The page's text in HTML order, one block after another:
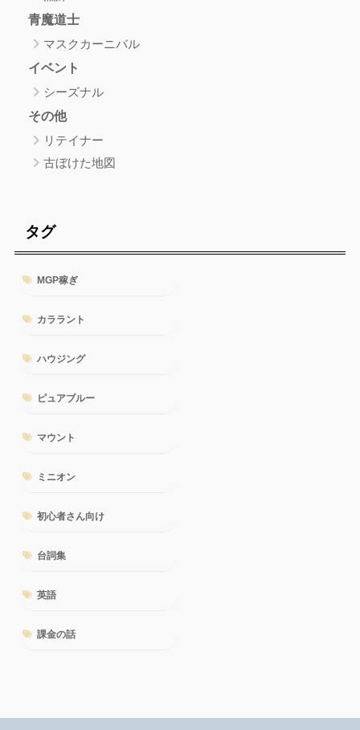
青魔道士
マスクカーニバル
イベント
シーズナル
その他
リテイナー
古ぼけた地図
タグ
MGP稼ぎ
カララント
ハウジング
ピュアブルー
マウント
ミニオン
初心者さん向け
台詞集
英語
課金の話